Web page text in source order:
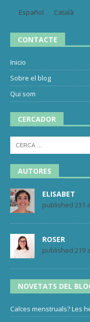
Español Català
CONTACTE
Inicio
Sobre el blog
Qui som
CERCADOR
AUTORES
ELISABET
published 231
ROSER
published 219
NOVETATS DEL
Calces menstruals? Les